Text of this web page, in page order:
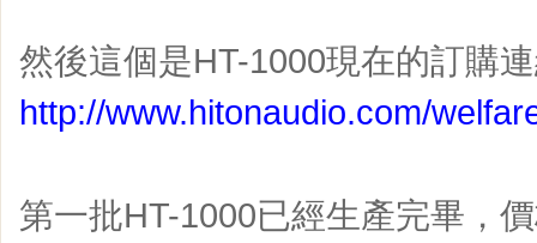
然後這個是HT-1000現在的訂購
http://www.hitonaudio.com/
第一批HT-1000已經生產完畢，